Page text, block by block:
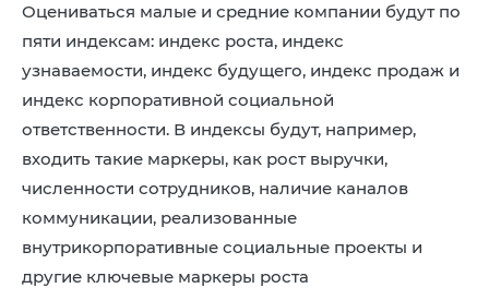
Оцениваться малые и средние компании будут по
пяти индексам: индекс роста, индекс
узнаваемости, индекс будущего, индекс продаж и
индекс корпоративной социальной
ответственности. В индексы будут, например,
входить такие маркеры, как рост выручки,
численности сотрудников, наличие каналов
коммуникации, реализованные
внутрикорпоративные социальные проекты и
другие ключевые маркеры роста